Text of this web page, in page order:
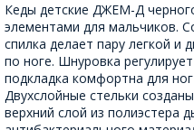
Кеды детские ДЖЕМ-Д
элементами для мальчиков.
спилка делает пару легкой и
по ноге. Шнуровка
подкладка комфортна для
Двухслойные стельки
верхний слой из полиэстера